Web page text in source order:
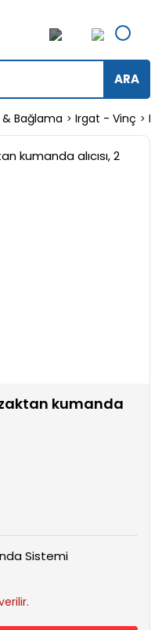
ARA
Bağlama Irgat - Vinç
kumanda
Sistemi